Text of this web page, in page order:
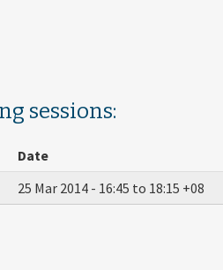
sessions:
Date
25 Mar 2014 - 16:45 to 18:15 +08